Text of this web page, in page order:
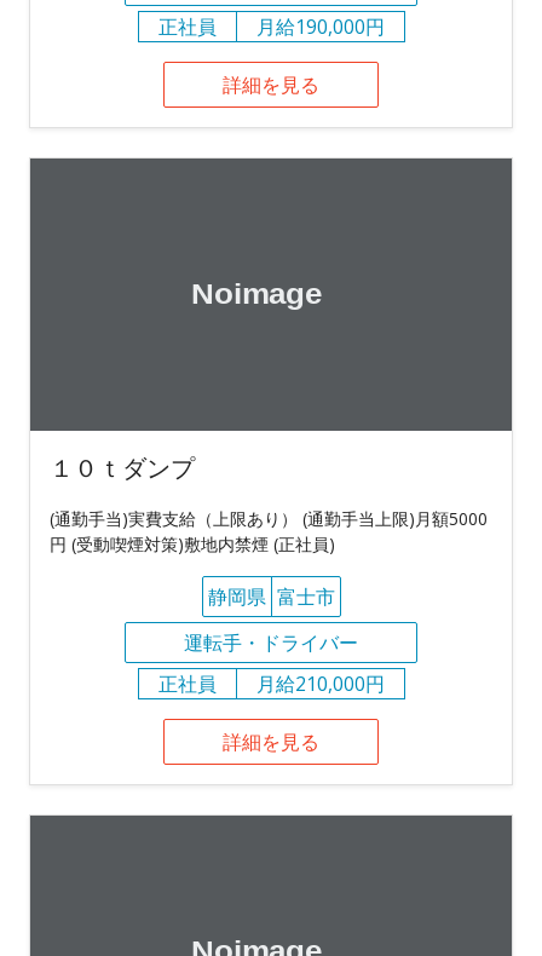
正社員
月給190,000円
詳細を見る
１０ｔダンプ
(通勤手当)実費支給（上限あり） (通勤手当上限)月額5000
円 (受動喫煙対策)敷地内禁煙 (正社員)
静岡県 富士市
運転手・ドライバー
正社員
月給210,000円
詳細を見る